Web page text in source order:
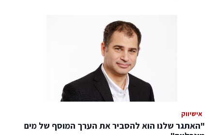
אישיווק
"האתגר שלנו הוא להסביר את הערך המוסף של מים